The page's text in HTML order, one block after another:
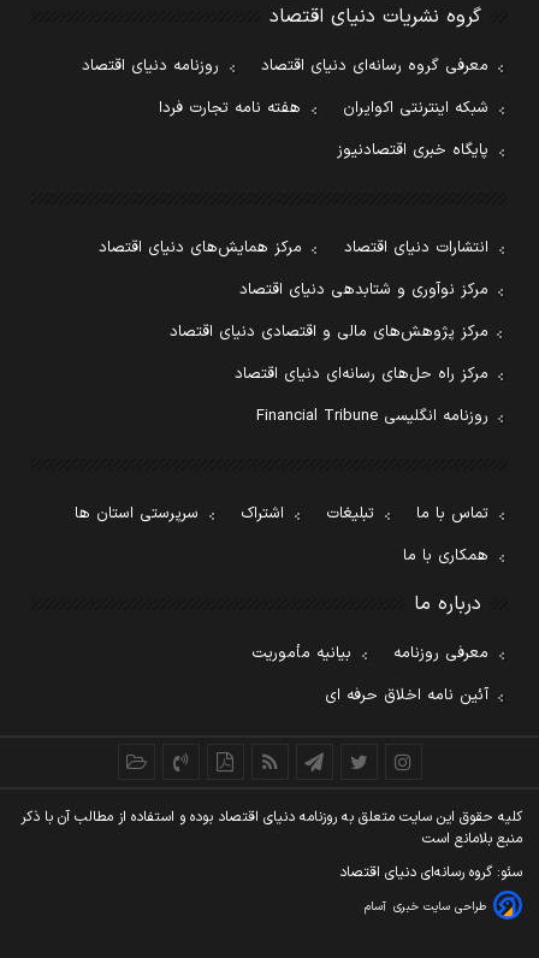
گروه نشریات دنیای اقتصاد
معرفی گروه رسانه‌ای دنیای اقتصاد
روزنامه دنیای اقتصاد
شبکه اینترنتی اکوایران
هفته نامه تجارت فردا
پایگاه خبری اقتصادنیوز
انتشارات دنیای اقتصاد
مرکز همایش‌های دنیای اقتصاد
مرکز نوآوری و شتابدهی دنیای اقتصاد
مرکز پژوهش‌های مالی و اقتصادی دنیای اقتصاد
مرکز راه حل‌های رسانه‌ای دنیای اقتصاد
روزنامه انگلیسی Financial Tribune
تماس با ما تبلیغات اشتراک
سرپرستی استان ها
همکاری با ما
درباره ما
معرفی روزنامه
بیانیه مأموریت
آئین نامه اخلاق حرفه ای
کليه حقوق اين سايت متعلق به روزنامه دنيای اقتصاد بوده و استفاده از مطالب آن با ذکر
منبع بلامانع است
سئو: گروه رسانه‌ای دنیای اقتصاد
طراحی سایت خبری آسام